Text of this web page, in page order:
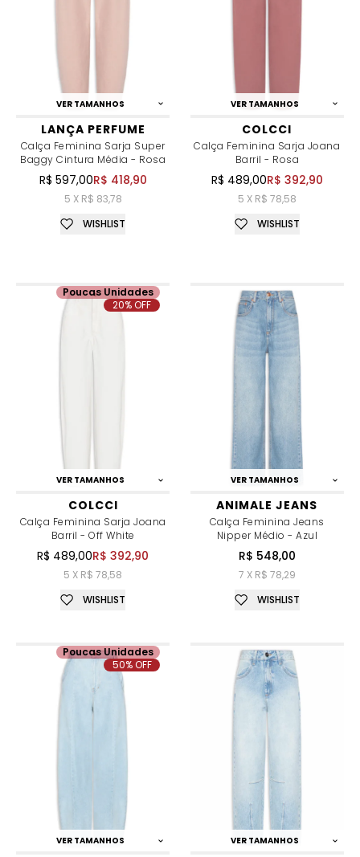
VER TAMANHOS
LANÇA PERFUME
Calça Feminina Sarja Super
Baggy Cintura Média - Rosa
R$ 597,00R$ 418,90
5 X R$ 83,78
WISHLIST
VER TAMANHOS
COLCCI
Calça Feminina Sarja Joana
Barril - Rosa
R$ 489,00R$ 392,90
5 X R$ 78,58
WISHLIST
VER TAMANHOS
COLCCI
Calça Feminina Sarja Joana
Barril - Off White
R$ 489,00R$ 392,90
5 X R$ 78,58
Poucas Unidades
20% OFF
WISHLIST
VER TAMANHOS
ANIMALE JEANS
Calça Feminina Jeans
Nipper Médio - Azul
R$ 548,00
7 X R$ 78,29
WISHLIST
VER TAMANHOS
Poucas Unidades
50% OFF
VER TAMANHOS